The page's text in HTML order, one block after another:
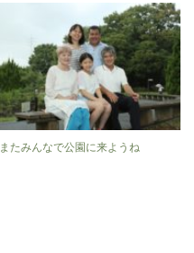
またみんなで公園に来ようね